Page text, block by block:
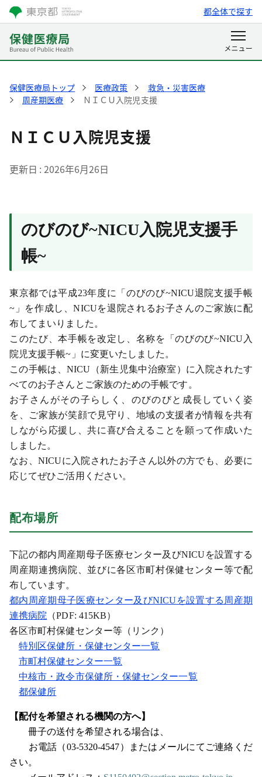
都全体で探す
保健医療局トップ 医療政策
救急・災害医療
周産期医療
ＮＩＣＵ入院児支援
ＮＩＣＵ入院児支援
更新日 2026年6月26日
のびのび~NICU入院児支援手
帳~
東京都では平成23年度に「のびのび~NICU退院支援手帳
~」を作成し、NICUを退院されるお子さんのご家族に配
布してまいりました。
このたび、本手帳を改定し、名称を「のびのび~NICU入
院児支援手帳~」に変更いたしました。
この手帳は、NICU（新生児集中治療室）に入院されたす
べてのお子さんとご家族のための手帳です。
お子さんがその子らしく、のびのびと成長していく姿
を、ご家族が笑顔で見守り、地域の支援者が情報を共有
しながら応援し、共に喜び合えることを願って作成いた
しました。
なお、NICUに入院されたお子さん以外の方でも、必要に
応じてぜひご活用ください。
配布場所
下記の都内周産期母子医療センター及びNICUを設置する
周産期連携病院、並びに各区市町村保健センター等で配
布しています。
都内周産期母子医療センター及びNICUを設置する周産期
連携病院 （PDF: 415KB）
各区市町村保健センター等（リンク）
特別区保健所・保健センター一覧
市町村保健センター一覧
中核市・政令市保健所・保健センター一覧
都保健所
【配付を希望される機関の方へ】
冊子の送付を希望される場合は、
お電話（03-5320-4547）またはメールにてご連絡くだ
さい。